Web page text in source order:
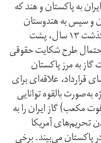
به پاکستان و هند که
و سپس به هندوستان
منتقل کند، در بهمن‌ماه سال ۱۳۹۶ و پس از گذشت ۱۳ سال، پشت
طرح شکایت حقوقی
به مرز پاکستان
قرارداد، علاقه‌ای برای
بالقوه توانایی
مکعب (۷۵۰ میلیون فوت مکعب) گاز ایران را به
تحریم‌های آمریکا